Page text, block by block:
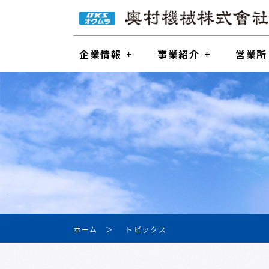
企業情報 事業紹介 営業所
ホーム トピックス